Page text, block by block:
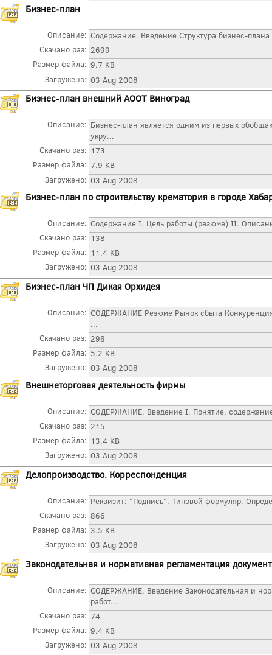
Бизнес-план
Описание: Содержание. Введение Структура бизнес-
Скачано раз: 2699
Размер файла: 9.7 KB
Загружено: 03 Aug 2008
Бизнес-план внешний АООТ Виноград
Описание: Бизнес-план является одним из первых
укру...
Скачано раз: 173
Размер файла: 7.9 KB
Загружено: 03 Aug 2008
Бизнес-план по строительству крематория в городе
Описание: Содержание I. Цель работы (резюме) II.
Скачано раз: 138
Размер файла: 11.4 KB
Загружено: 03 Aug 2008
Бизнес-план ЧП Дикая Орхидея
Описание: СОДЕРЖАНИЕ Резюме Рынок сбыта
...
Скачано раз: 298
Размер файла: 5.2 KB
Загружено: 03 Aug 2008
Внешнеторговая деятельность фирмы
Описание: СОДЕРЖАНИЕ. Введение I. Понятие,
Скачано раз: 215
Размер файла: 13.4 KB
Загружено: 03 Aug 2008
Делопроизводство. Корреспонденция
Описание: Реквизит: "Подпись". Типовой формуляр.
Скачано раз: 866
Размер файла: 3.5 KB
Загружено: 03 Aug 2008
Законодательная и нормативная регламентация
Описание: СОДЕРЖАНИЕ. Введение Законодательная и
работ...
Скачано раз: 74
Размер файла: 9.4 KB
Загружено: 03 Aug 2008